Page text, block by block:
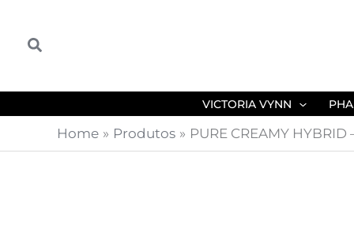
Search
VICTORIA VYNN
Home Produtos PURE CREAMY